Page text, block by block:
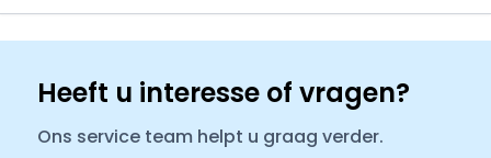
Heeft u interesse of vragen?
Ons service team helpt u graag verder.